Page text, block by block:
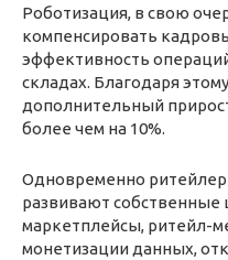
Роботизация, в свою
компенсировать
эффективность
складах. Благодаря
дополнительный
более чем на 10%.
Одновременно
развивают
маркетплейсы, ритейл-
монетизации данных,